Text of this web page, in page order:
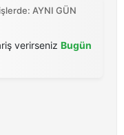
AYNI GÜN
verirseniz Bugün